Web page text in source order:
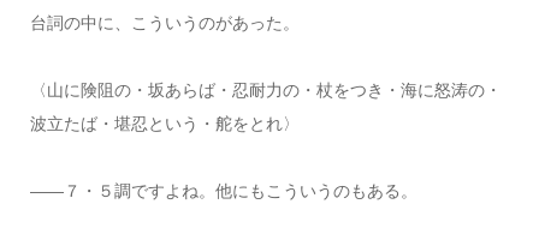
台詞の中に、こういうのがあった。
〈山に険阻の・坂あらば・忍耐力の・杖をつき・海に怒涛の・
波立たば・堪忍という・舵をとれ〉
――７・５調ですよね。他にもこういうのもある。